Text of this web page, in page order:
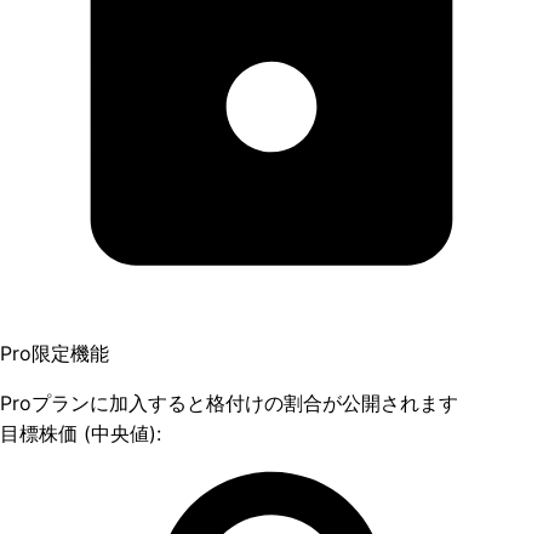
Pro限定機能
Proプランに加入すると格付けの割合が公開されます
目標株価 (中央値):